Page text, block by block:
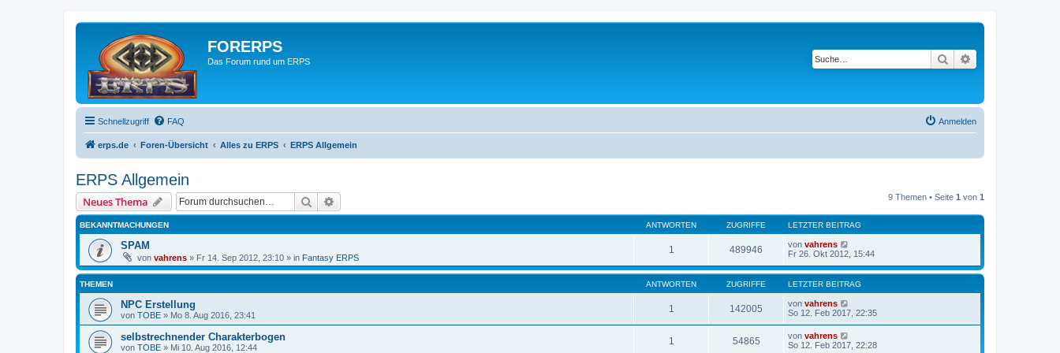
FORERPS
Das Forum rund um ERPS Suche
Schnellzugriff FAQ Anmelden
erps.de Foren-Übersicht Alles zu ERPS ERPS Allgemein
ERPS Allgemein
Neues Thema Suche 9 Themen • Seite 1 von 1
BEKANNTMACHUNGEN ANTWORTEN ZUGRIFFE LETZTER BEITRAG
SPAM
von vahrens » Fr 14. Sep 2012, 23:10 » in Fantasy ERPS
1 489946 von vahrens
Fr 26. Okt 2012, 15:44
THEMEN ANTWORTEN ZUGRIFFE LETZTER BEITRAG
NPC Erstellung
von TOBE » Mo 8. Aug 2016, 23:41
1 142005 von vahrens
So 12. Feb 2017, 22:35
selbstrechnender Charakterbogen
von TOBE » Mi 10. Aug 2016, 12:44
1 54865 von vahrens
So 12. Feb 2017, 22:28